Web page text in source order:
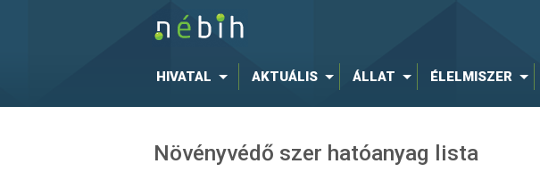
HIVATAL AKTUÁLIS ÁLLAT ÉLELMISZER
Növényvédő szer hatóanyag lista